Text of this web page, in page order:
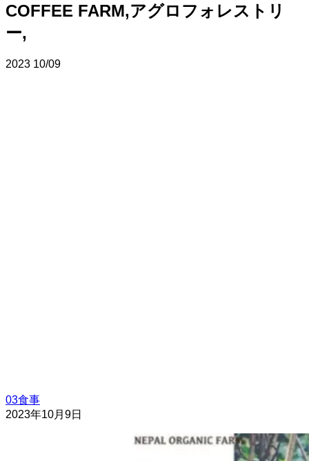
COFFEE FARM,アグロフォレストリ
ー,
2023 10/09
03食事
2023年10月9日